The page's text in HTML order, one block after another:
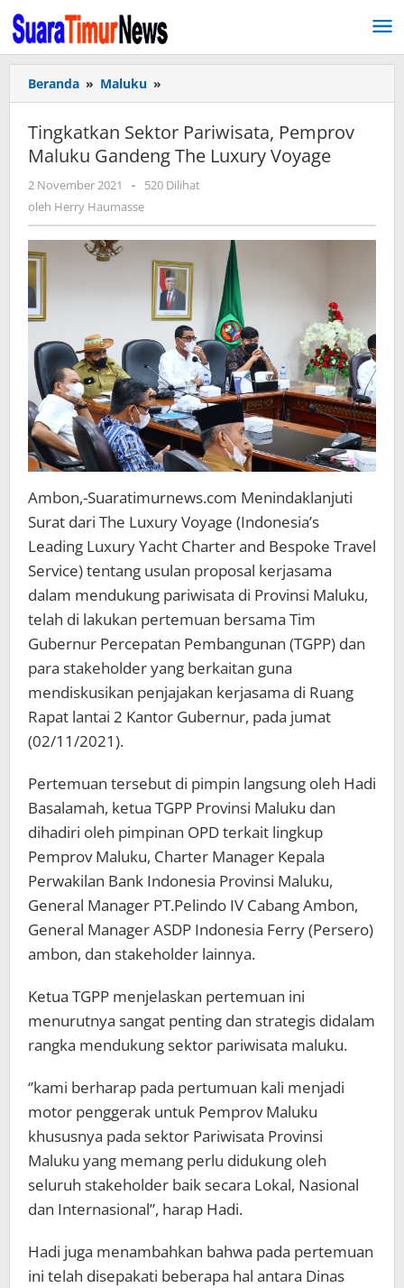
Lewati
ke
konten
Beranda » Maluku »
Sektor
Pariwisata,
Pemprov
Maluku
Gandeng
Tingkatkan Sektor Pariwisata, Pemprov
Maluku Gandeng The Luxury Voyage
2 November 2021
oleh
Herry
-
520 Dilihat
oleh Herry Haumasse
Ambon,-Suaratimurnews.com Menindaklanjuti
Surat dari The Luxury Voyage (Indonesia’s
Leading Luxury Yacht Charter and Bespoke Travel
Service) tentang usulan proposal kerjasama
dalam mendukung pariwisata di Provinsi Maluku,
telah di lakukan pertemuan bersama Tim
Gubernur Percepatan Pembangunan (TGPP) dan
para stakeholder yang berkaitan guna
mendiskusikan penjajakan kerjasama di Ruang
Rapat lantai 2 Kantor Gubernur, pada jumat
(02/11/2021).
Pertemuan tersebut di pimpin langsung oleh Hadi
Basalamah, ketua TGPP Provinsi Maluku dan
dihadiri oleh pimpinan OPD terkait lingkup
Pemprov Maluku, Charter Manager Kepala
Perwakilan Bank Indonesia Provinsi Maluku,
General Manager PT.Pelindo IV Cabang Ambon,
General Manager ASDP Indonesia Ferry (Persero)
ambon, dan stakeholder lainnya.
Ketua TGPP menjelaskan pertemuan ini
menurutnya sangat penting dan strategis didalam
rangka mendukung sektor pariwisata maluku.
‘’kami berharap pada pertumuan kali menjadi
motor penggerak untuk Pemprov Maluku
khususnya pada sektor Pariwisata Provinsi
Maluku yang memang perlu didukung oleh
seluruh stakeholder baik secara Lokal, Nasional
dan Internasional”, harap Hadi.
Hadi juga menambahkan bahwa pada pertemuan
ini telah disepakati beberapa hal antara Dinas